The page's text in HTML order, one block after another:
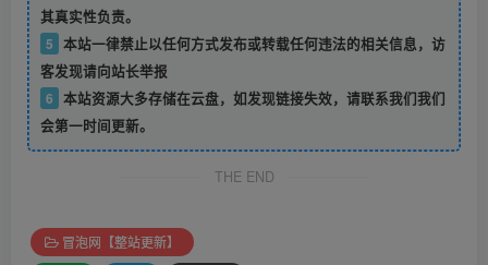
其真实性负责。
5 本站一律禁止以任何方式发布或转载任何违法的相关信息，访
客发现请向站长举报
6 本站资源大多存储在云盘，如发现链接失效，请联系我们我们
会第一时间更新。
THE END
冒泡网【整站更新】